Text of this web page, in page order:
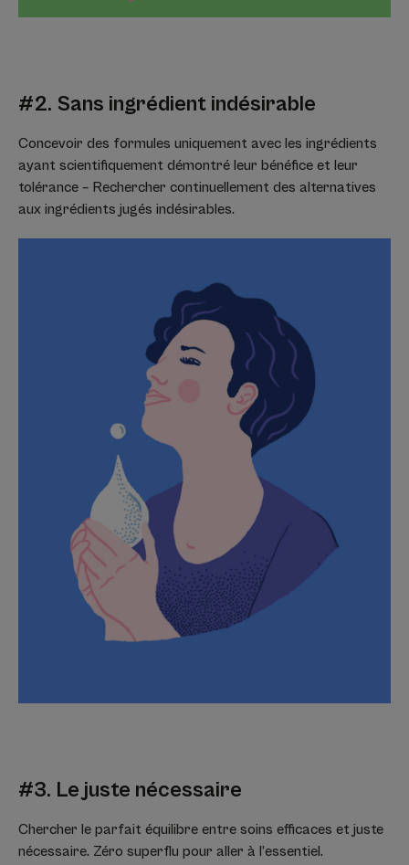
#2. Sans ingrédient indésirable
Concevoir des formules uniquement avec les ingrédients
ayant scientifiquement démontré leur bénéfice et leur
tolérance – Rechercher continuellement des alternatives
aux ingrédients jugés indésirables.
#3. Le juste nécessaire
Chercher le parfait équilibre entre soins efficaces et juste
nécessaire. Zéro superflu pour aller à l’essentiel.